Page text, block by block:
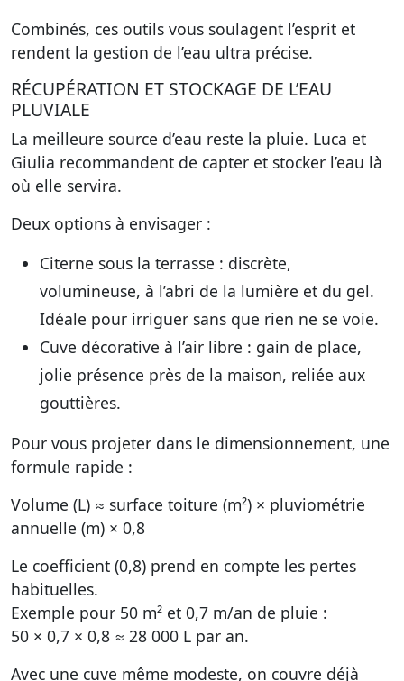
Combinés, ces outils vous soulagent l’esprit et
rendent la gestion de l’eau ultra précise.
RÉCUPÉRATION ET STOCKAGE DE L’EAU
PLUVIALE
La meilleure source d’eau reste la pluie. Luca et
Giulia recommandent de capter et stocker l’eau là
où elle servira.
Deux options à envisager :
Citerne sous la terrasse : discrète,
volumineuse, à l’abri de la lumière et du gel.
Idéale pour irriguer sans que rien ne se voie.
Cuve décorative à l’air libre : gain de place,
jolie présence près de la maison, reliée aux
gouttières.
Pour vous projeter dans le dimensionnement, une
formule rapide :
Volume (L) ≈ surface toiture (m²) × pluviométrie
annuelle (m) × 0,8
Le coefficient (0,8) prend en compte les pertes
habituelles.
Exemple pour 50 m² et 0,7 m/an de pluie :
50 × 0,7 × 0,8 ≈ 28 000 L par an.
Avec une cuve même modeste, on couvre déjà